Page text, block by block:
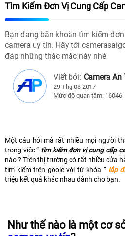
Tìm Kiếm Đơn Vị Cung Cấp
Bạn đang băn khoăn tìm kiếm
camera uy tín. Hãy tới
đáp những thắc mắc này nhé.
Viết bởi: Camera An
29 Thg 03 2017
Mức độ quan tâm: 16046
Một câu hỏi mà rất nhiều mọi người
trong việc “ tìm kiếm đơn vị cung cấp
nào ? Trên thị trường có rất nhiều cửa
tìm kiếm trên goole với từ khóa “ lắp
triệu kết quả khác nhau dành cho bạn.
Như thế nào là một cơ